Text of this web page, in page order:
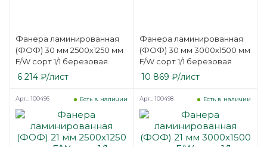
Фанера ламинированная
(ФОФ) 30 мм 2500х1250 мм
F/W сорт 1/1 березовая
6 214 ₽/лист
Фанера ламинированная
(ФОФ) 30 мм 3000х1500 мм
F/W сорт 1/1 березовая
10 869 ₽/лист
Есть в наличии
Арт.: 100496 Есть в наличии
Арт.: 100498